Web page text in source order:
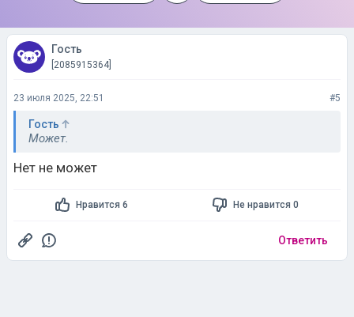
Гость
[2085915364]
23 июля 2025, 22:51 #5
Гость
Может.
Нет не может
Нравится 6 Не нравится 0
Ответить